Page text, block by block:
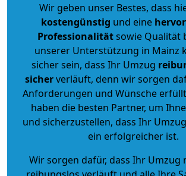
Wir geben unser Bestes, dass
kostengünstig und eine
Professionalitätsowie Qualität
unserer Unterstützung in Mainz
sicher sein, dass Ihr Umzug
sicherverläuft, denn wir sorgen
Anforderungen und Wünsche
haben die besten Partner, um
und sicherzustellen, dass Ihr
ein erfolgreicher ist.
Wir sorgen dafür, dass Ihr Umzug